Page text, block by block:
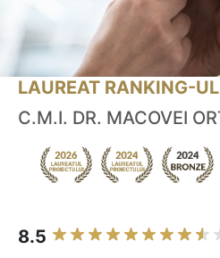
LAUREAT RANKING-
C.M.I. DR. MACOVEI
8.5